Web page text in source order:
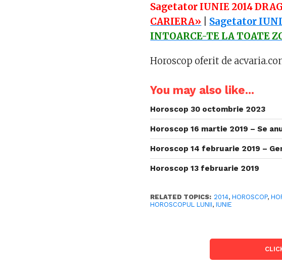
Sagetator IUNIE 2014
CARIERA»
Sagetator
INTOARCE-TE LA TOATE
Horoscop oferit de
You may also like...
Horoscop 30 octombrie 2023
Horoscop 16 martie 2019 – Se
Horoscop 14 februarie 2019 –
Horoscop 13 februarie 2019
RELATED TOPICS: 2014,HOROSCOP,
HOROSCOPUL LUNII,IUNIE